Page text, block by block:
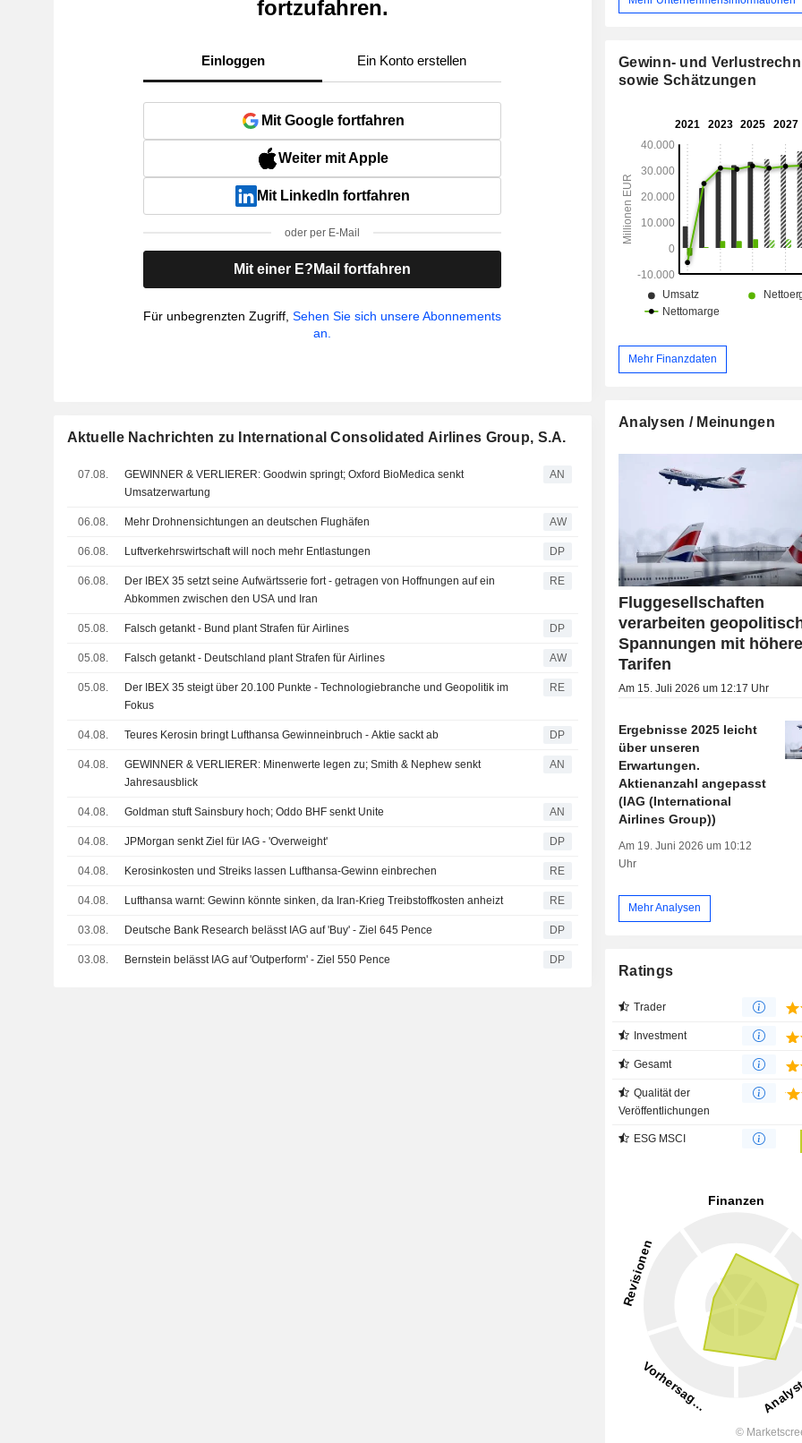
fortzufahren.
Einloggen Ein Konto erstellen
Mit Google fortfahren
Weiter mit Apple
Mit LinkedIn fortfahren
oder per E-Mail
Mit einer E?Mail fortfahren
Für unbegrenzten Zugriff,Sehen Sie sich unsere Abonnements
an.
Aktuelle Nachrichten zu International Consolidated Airlines Group, S.A.
07.08.
GEWINNER & VERLIERER: Goodwin springt; Oxford BioMedica senkt
Umsatzerwartung
AN
06.08. Mehr Drohnensichtungen an deutschen Flughäfen AW
06.08. Luftverkehrswirtschaft will noch mehr Entlastungen DP
06.08.
Der IBEX 35 setzt seine Aufwärtsserie fort - getragen von Hoffnungen auf ein
Abkommen zwischen den USA und Iran
RE
05.08. Falsch getankt - Bund plant Strafen für Airlines DP
05.08. Falsch getankt - Deutschland plant Strafen für Airlines AW
05.08.
Der IBEX 35 steigt über 20.100 Punkte - Technologiebranche und Geopolitik im
Fokus
RE
04.08. Teures Kerosin bringt Lufthansa Gewinneinbruch - Aktie sackt ab DP
04.08.
GEWINNER & VERLIERER: Minenwerte legen zu; Smith & Nephew senkt
Jahresausblick
AN
04.08. Goldman stuft Sainsbury hoch; Oddo BHF senkt Unite AN
04.08. JPMorgan senkt Ziel für IAG - 'Overweight' DP
04.08. Kerosinkosten und Streiks lassen Lufthansa-Gewinn einbrechen RE
04.08. Lufthansa warnt: Gewinn könnte sinken, da Iran-Krieg Treibstoffkosten anheizt RE
03.08. Deutsche Bank Research belässt IAG auf 'Buy' - Ziel 645 Pence DP
03.08. Bernstein belässt IAG auf 'Outperform' - Ziel 550 Pence DP
(35,5 %), die Vereinigten Staaten
Gewinn- und
sowie Schätzungen
Mehr Finanzdaten
Analysen / Meinungen
Fluggesellschaften
verarbeiten
Spannungen mit
Tarifen
Am 15. Juli 2026 um 12:17 Uhr
Ergebnisse 2025 leicht
über unseren
Erwartungen.
Aktienanzahl angepasst
(IAG (International
Airlines Group))
Am 19. Juni 2026 um 10:12
Uhr
Mehr Analysen
Ratings
Trader
Investment
Gesamt
Qualität der
Veröffentlichungen
ESG MSCI